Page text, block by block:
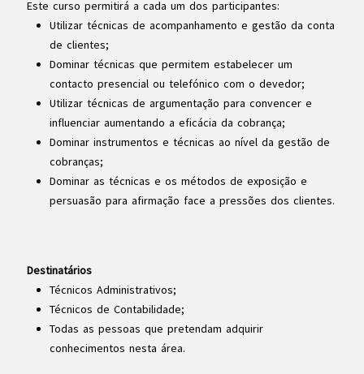
Este curso permitirá a cada um dos participantes:
Utilizar técnicas de acompanhamento e gestão da conta
de clientes;
Dominar técnicas que permitem estabelecer um
contacto presencial ou telefónico com o devedor;
Utilizar técnicas de argumentação para convencer e
influenciar aumentando a eficácia da cobrança;
Dominar instrumentos e técnicas ao nível da gestão de
cobranças;
Dominar as técnicas e os métodos de exposição e
persuasão para afirmação face a pressões dos clientes.
Destinatários
Técnicos Administrativos;
Técnicos de Contabilidade;
Todas as pessoas que pretendam adquirir
conhecimentos nesta área.